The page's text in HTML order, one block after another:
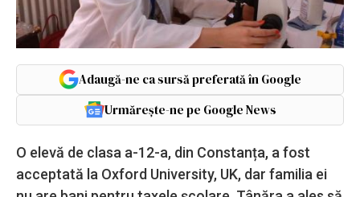
Adaugă-ne ca sursă preferată în Google
Urmărește-ne pe Google News
O elevă de clasa a-12-a, din Constanța, a fost
acceptată la Oxford University, UK, dar familia ei